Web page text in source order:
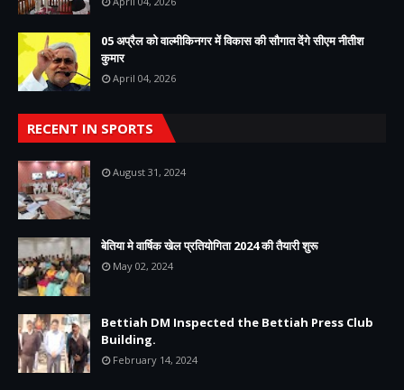
05 अप्रैल को वाल्मीकिनगर में विकास की सौगात देंगे सीएम नीतीश
कुमार
April 04, 2026
RECENT IN SPORTS
August 31, 2024
बेतिया मे वार्षिक खेल प्रतियोगिता 2024 की तैयारी शुरू
May 02, 2024
Bettiah DM Inspected the Bettiah Press Club
Building.
February 14, 2024